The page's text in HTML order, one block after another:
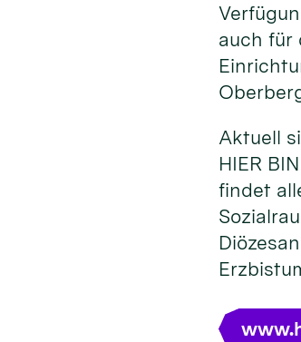
auch für
Aktuell
HIER
findet